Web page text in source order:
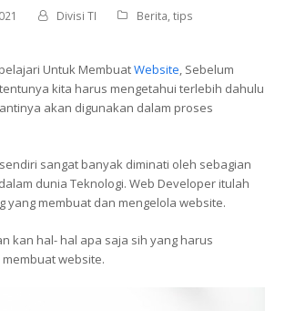
Divisi TI Berita,tips
Untuk MembuatWebsite, Sebelum
kita harus mengetahui terlebih dahulu
akan digunakan dalam proses
sangat banyak diminati oleh sebagian
dunia Teknologi. Web Developer itulah
yang membuat dan mengelola website.
kan hal- hal apa saja sih yang harus
website.